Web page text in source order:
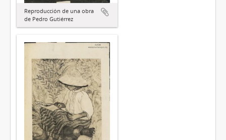
Reproducción de una obra
de Pedro Gutiérrez